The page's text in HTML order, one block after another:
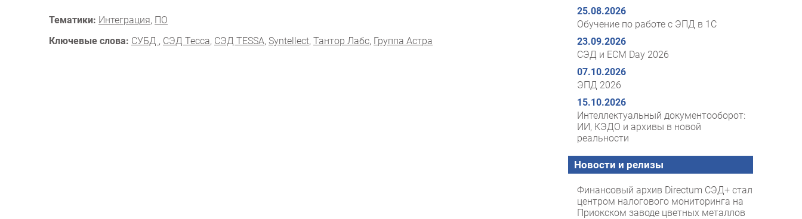
Тематики: Интеграция, ПО
Ключевые слова: СУБД , СЭД Тесса, СЭД TESSA, Syntellect, Тантор Лабс, Группа Астра
25.08.2026
Обучение по работе с ЭПД в 1С
23.09.2026
СЭД и ECM Day 2026
07.10.2026
ЭПД 2026
15.10.2026
Интеллектуальный документооборот:
ИИ, КЭДО и архивы в новой
реальности
Новости и релизы
Финансовый архив Directum СЭД+ стал
центром налогового мониторинга на
Приокском заводе цветных металлов